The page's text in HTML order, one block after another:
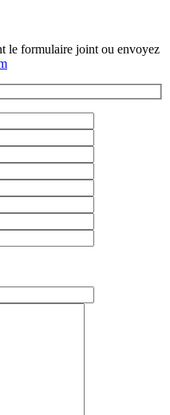
le formulaire joint ou envoyez